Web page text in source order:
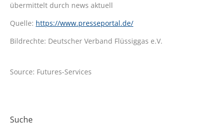
übermittelt durch news aktuell
Quelle: https://www.presseportal.de/
Bildrechte: Deutscher Verband Flüssiggas e.V.
Source: Futures-Services
Suche